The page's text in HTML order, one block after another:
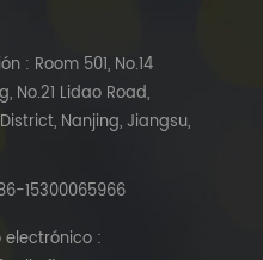
: Room 501, No.14
No.21 Lidao Road,
Nanjing, Jiangsu,
15300065966
electrónico :